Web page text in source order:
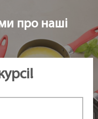
про наші